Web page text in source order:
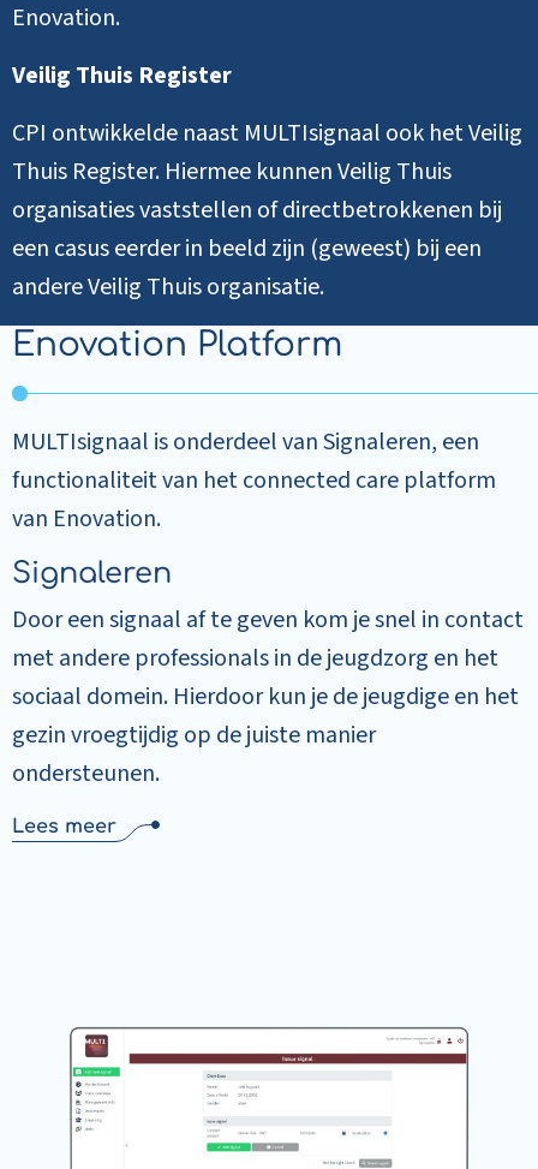
Enovation.
Veilig Thuis Register
CPI ontwikkelde naast MULTIsignaal ook het Veilig
Thuis Register. Hiermee kunnen Veilig Thuis
organisaties vaststellen of directbetrokkenen bij
een casus eerder in beeld zijn (geweest) bij een
andere Veilig Thuis organisatie.
Enovation Platform
MULTIsignaal is onderdeel van Signaleren, een
functionaliteit van het connected care platform
van Enovation.
Signaleren
Door een signaal af te geven kom je snel in contact
met andere professionals in de jeugdzorg en het
sociaal domein. Hierdoor kun je de jeugdige en het
gezin vroegtijdig op de juiste manier
ondersteunen.
Lees meer